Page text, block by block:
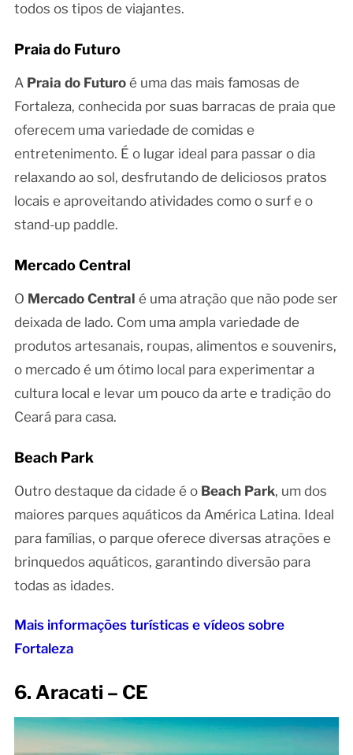
todos os tipos de viajantes.
Praia do Futuro
A Praia do Futuroé uma das mais famosas de
Fortaleza, conhecida por suas barracas de praia que
oferecem uma variedade de comidas e
entretenimento. É o lugar ideal para passar o dia
relaxando ao sol, desfrutando de deliciosos pratos
locais e aproveitando atividades como o surf e o
stand-up paddle.
Mercado Central
O Mercado Central é uma atração que não pode ser
deixada de lado. Com uma ampla variedade de
produtos artesanais, roupas, alimentos e souvenirs,
o mercado é um ótimo local para experimentar a
cultura local e levar um pouco da arte e tradição do
Ceará para casa.
Beach Park
Outro destaque da cidade é o Beach Park, um dos
maiores parques aquáticos da América Latina. Ideal
para famílias, o parque oferece diversas atrações e
brinquedos aquáticos, garantindo diversão para
todas as idades.
Mais informações turísticas e vídeos sobre
Fortaleza
6. Aracati – CE